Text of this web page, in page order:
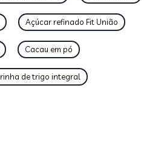
Açúcar refinado Fit União
Cacau em pó
de trigo integral